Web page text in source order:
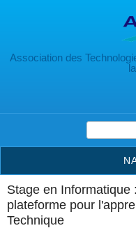
Association des
Stage en Informatique
plateforme pour
Technique